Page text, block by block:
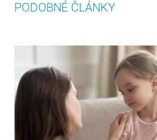
PODOBNÉ ČLÁNKY